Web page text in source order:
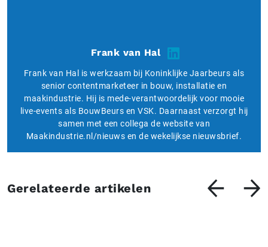
Frank van Hal
Frank van Hal is werkzaam bij Koninklijke Jaarbeurs als
senior contentmarketeer in bouw, installatie en
maakindustrie. Hij is mede-verantwoordelijk voor mooie
live-events als BouwBeurs en VSK. Daarnaast verzorgt hij
samen met een collega de website van
Maakindustrie.nl/nieuws en de wekelijkse nieuwsbrief.
Gerelateerde artikelen